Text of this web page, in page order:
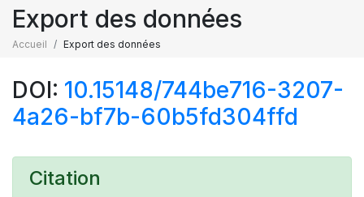
Export des données
Accueil Export des données
DOI: 10.15148/744be716-3207-
4a26-bf7b-60b5fd304ffd
Citation